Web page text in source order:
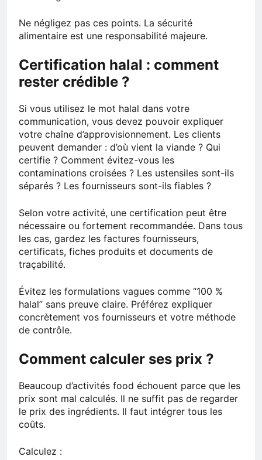
Ne négligez pas ces points. La sécurité
alimentaire est une responsabilité majeure.
Certification halal : comment
rester crédible ?
Si vous utilisez le mot halal dans votre
communication, vous devez pouvoir expliquer
votre chaîne d’approvisionnement. Les clients
peuvent demander : d’où vient la viande ? Qui
certifie ? Comment évitez-vous les
contaminations croisées ? Les ustensiles sont-ils
séparés ? Les fournisseurs sont-ils fiables ?
Selon votre activité, une certification peut être
nécessaire ou fortement recommandée. Dans tous
les cas, gardez les factures fournisseurs,
certificats, fiches produits et documents de
traçabilité.
Évitez les formulations vagues comme “100 %
halal” sans preuve claire. Préférez expliquer
concrètement vos fournisseurs et votre méthode
de contrôle.
Comment calculer ses prix ?
Beaucoup d’activités food échouent parce que les
prix sont mal calculés. Il ne suffit pas de regarder
le prix des ingrédients. Il faut intégrer tous les
coûts.
Calculez :